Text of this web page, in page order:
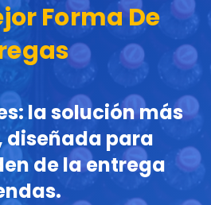
Forma De
la solución más
diseñada para
de la entrega